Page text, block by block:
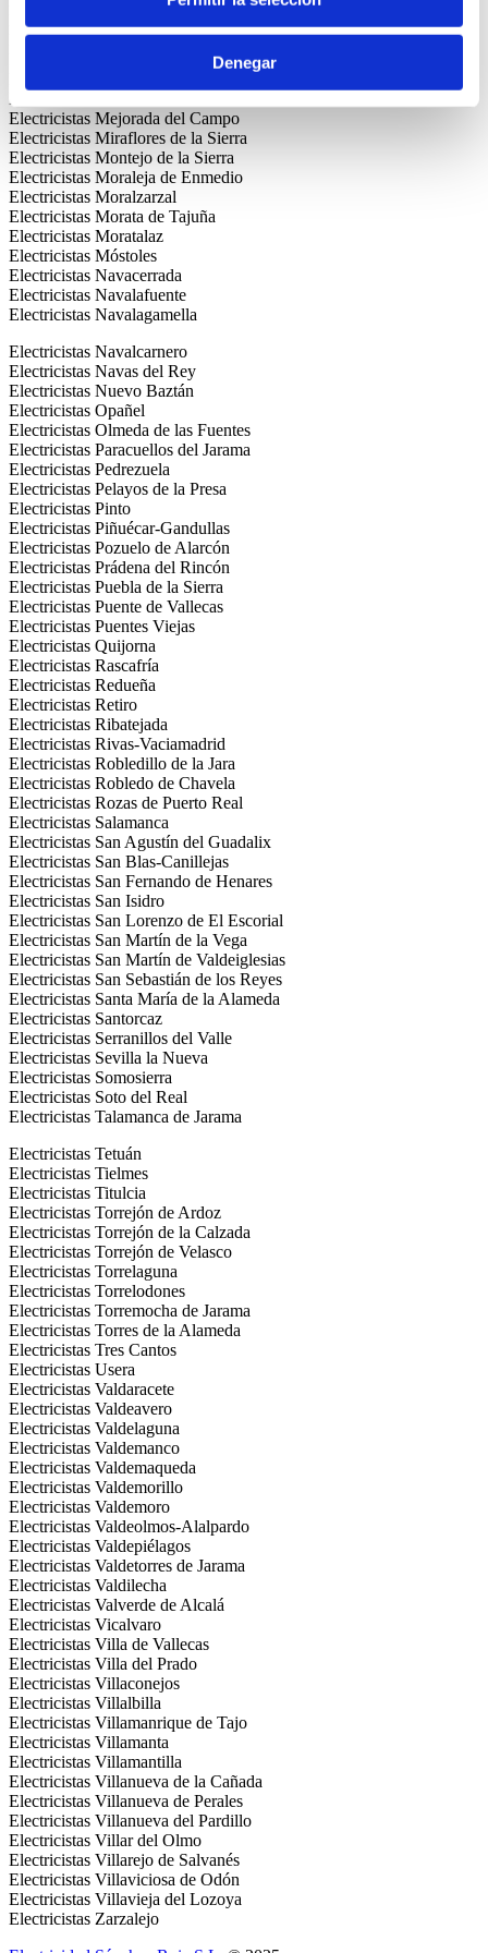
Denegar
Electricistas Lucero
Electricistas Madrid Centro
Electricistas Meco
Electricistas Mejorada del Campo
Electricistas Miraflores de la Sierra
Electricistas Montejo de la Sierra
Electricistas Moraleja de Enmedio
Electricistas Moralzarzal
Electricistas Morata de Tajuña
Electricistas Moratalaz
Electricistas Móstoles
Electricistas Navacerrada
Electricistas Navalafuente
Electricistas Navalagamella
Electricistas Navalcarnero
Electricistas Navas del Rey
Electricistas Nuevo Baztán
Electricistas Opañel
Electricistas Olmeda de las Fuentes
Electricistas Paracuellos del Jarama
Electricistas Pedrezuela
Electricistas Pelayos de la Presa
Electricistas Pinto
Electricistas Piñuécar-Gandullas
Electricistas Pozuelo de Alarcón
Electricistas Prádena del Rincón
Electricistas Puebla de la Sierra
Electricistas Puente de Vallecas
Electricistas Puentes Viejas
Electricistas Quijorna
Electricistas Rascafría
Electricistas Redueña
Electricistas Retiro
Electricistas Ribatejada
Electricistas Rivas-Vaciamadrid
Electricistas Robledillo de la Jara
Electricistas Robledo de Chavela
Electricistas Rozas de Puerto Real
Electricistas Salamanca
Electricistas San Agustín del Guadalix
Electricistas San Blas-Canillejas
Electricistas San Fernando de Henares
Electricistas San Isidro
Electricistas San Lorenzo de El Escorial
Electricistas San Martín de la Vega
Electricistas San Martín de Valdeiglesias
Electricistas San Sebastián de los Reyes
Electricistas Santa María de la Alameda
Electricistas Santorcaz
Electricistas Serranillos del Valle
Electricistas Sevilla la Nueva
Electricistas Somosierra
Electricistas Soto del Real
Electricistas Talamanca de Jarama
Electricistas Tetuán
Electricistas Tielmes
Electricistas Titulcia
Electricistas Torrejón de Ardoz
Electricistas Torrejón de la Calzada
Electricistas Torrejón de Velasco
Electricistas Torrelaguna
Electricistas Torrelodones
Electricistas Torremocha de Jarama
Electricistas Torres de la Alameda
Electricistas Tres Cantos
Electricistas Usera
Electricistas Valdaracete
Electricistas Valdeavero
Electricistas Valdelaguna
Electricistas Valdemanco
Electricistas Valdemaqueda
Electricistas Valdemorillo
Electricistas Valdemoro
Electricistas Valdeolmos-Alalpardo
Electricistas Valdepiélagos
Electricistas Valdetorres de Jarama
Electricistas Valdilecha
Electricistas Valverde de Alcalá
Electricistas Vicalvaro
Electricistas Villa de Vallecas
Electricistas Villa del Prado
Electricistas Villaconejos
Electricistas Villalbilla
Electricistas Villamanrique de Tajo
Electricistas Villamanta
Electricistas Villamantilla
Electricistas Villanueva de la Cañada
Electricistas Villanueva de Perales
Electricistas Villanueva del Pardillo
Electricistas Villar del Olmo
Electricistas Villarejo de Salvanés
Electricistas Villaviciosa de Odón
Electricistas Villavieja del Lozoya
Electricistas Zarzalejo